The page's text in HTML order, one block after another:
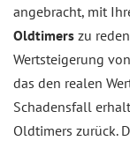
angebracht, mit
Oldtimers zu
Wertsteigerung
das den realen
Schadensfall
Oldtimers zurück.